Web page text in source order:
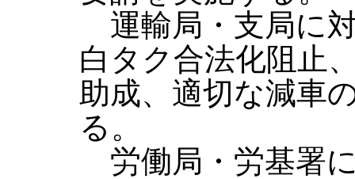
運輸局・支局に
白タク合法化阻止
助成、適切な減車
る。
労働局・労基署